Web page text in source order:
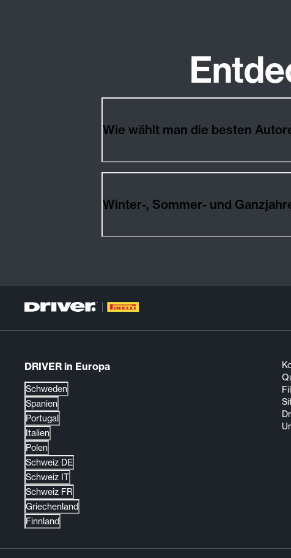
Wie wählt man die besten
Winter-, Sommer- und
DRIVER in Europa
Schweden
Spanien
Portugal
Italien
Polen
Schweiz DE
Schweiz IT
Schweiz FR
Griechenland
Finnland